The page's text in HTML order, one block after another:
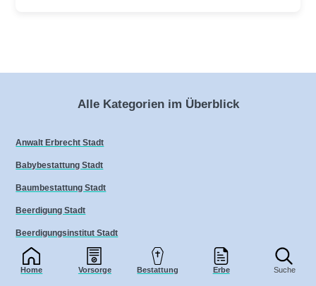
Home Vorsorge Bestattung Erbe Suche
Alle Kategorien im Überblick
Anwalt Erbrecht Stadt
Babybestattung Stadt
Baumbestattung Stadt
Beerdigung Stadt
Beerdigungsinstitut Stadt
Bestatter Stadt